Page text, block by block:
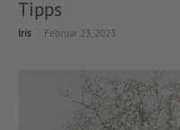
Tipps
Iris Februar 23, 2023